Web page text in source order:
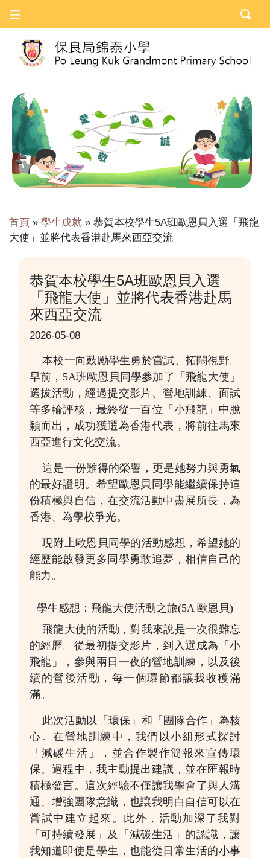
首頁 » 學生成就 » 恭賀本校學生5A班歐恩貝入選「飛龍
大使」並將代表香港赴馬來西亞交流
恭賀本校學生5A班歐恩貝入選
「飛龍大使」並將代表香港赴馬
來西亞交流
2026-05-08
本校一向鼓勵學生勇於嘗試、拓闊視野。
早前，5A班歐恩貝同學參加了「飛龍大使」
選拔活動，經過提交影片、營地訓練、面試
等多輪評核，最終從一百位「小飛龍」中脫
穎而出，成功獲選為香港代表，將前往馬來
西亞進行文化交流。
這是一份難得的榮譽，更是她努力與勇氣
的最好證明。希望歐恩貝同學能繼續保持這
份積極與自信，在交流活動中盡展所長，為
香港、為學校爭光。
現附上歐恩貝同學的活動感想，希望她的
經歷能啟發更多同學勇敢追夢，相信自己的
能力。
學生感想：飛龍大使活動之旅(5A 歐恩貝)
飛龍大使的活動，對我來說是一次很難忘
的經歷。從最初提交影片，到入選成為「小
飛龍」，參與兩日一夜的營地訓練，以及後
續的營後活動，每一個環節都讓我收穫滿
滿。
此次活動以「環保」和「團隊合作」為核
心。在營地訓練中，我們以小組形式探討
「減碳生活」，並合作製作簡報來宣傳環
保。過程中，我主動提出建議，並在匯報時
積極發言。這次經驗不僅讓我學會了與人溝
通、增強團隊意識，也讓我明白自信可以在
嘗試中建立起來。此外，活動加深了我對
「可持續發展」及「減碳生活」的認識，讓
我知道即使是學生，也能從日常生活的小事